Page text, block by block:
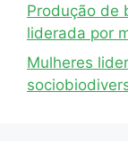
Produção de
liderada por
Mulheres